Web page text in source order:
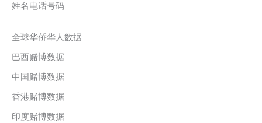
姓名电话号码
全球华侨华人数据
巴西赌博数据
中国赌博数据
香港赌博数据
印度赌博数据